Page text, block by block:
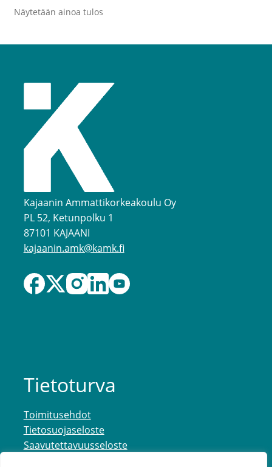
Näytetään ainoa tulos
Kajaanin Ammattikorkeakoulu Oy
PL 52, Ketunpolku 1
87101 KAJAANI
kajaanin.amk@kamk.fi
Tietoturva
Toimitusehdot
Tietosuojaseloste
Saavutettavuusseloste